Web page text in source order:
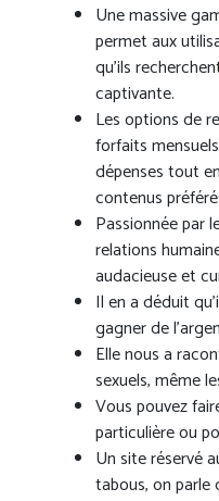
Une massive
permet aux
qu’ils
captivante.
Les options de
forfaits
dépenses tout
contenus
Passionnée par
relations
audacieuse et
Il en a déduit
gagner de
Elle nous a
sexuels, même
Vous pouvez
particulière ou
Un site réservé
tabous, on parle